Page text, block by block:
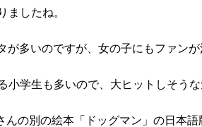
ましたね。
多いのですが、女の子にもファンが
学生も多いので、大ヒットしそうな
の別の絵本「ドッグマン」の日本語